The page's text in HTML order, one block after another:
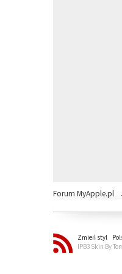
Forum MyApple.pl
Zmień styl
IPB3 Skin By